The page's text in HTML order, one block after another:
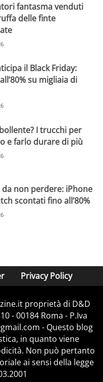
fantasma venduti
delle finte
il Black Friday:
su migliaia di
I trucchi per
e farlo durare di più
da non perdere: iPhone
scontati fino all’80%
Privacy Policy
proprietà di D&D
- 00184 Roma - P.Iva
- Questo blog
in quanto viene
Non può pertanto
ai sensi della legge